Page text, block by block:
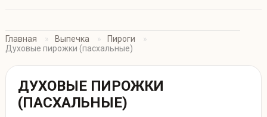
Главная Выпечка
Пироги
Духовые пирожки (пасхальные)
ДУХОВЫЕ ПИРОЖКИ
(ПАСХАЛЬНЫЕ)